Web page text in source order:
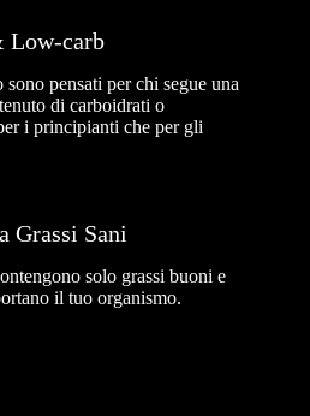
Low-carb
pensati per chi segue una
di carboidrati o
i principianti che per gli
Grassi Sani
solo grassi buoni e
il tuo organismo.